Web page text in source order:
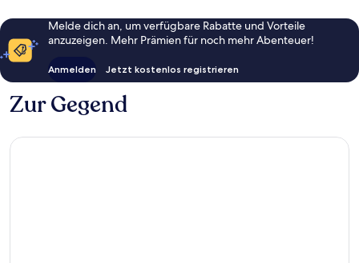
Melde dich an, um verfügbare Rabatte und Vorteile
anzuzeigen. Mehr Prämien für noch mehr Abenteuer!
Anmelden Jetzt kostenlos registrieren
Zur Gegend